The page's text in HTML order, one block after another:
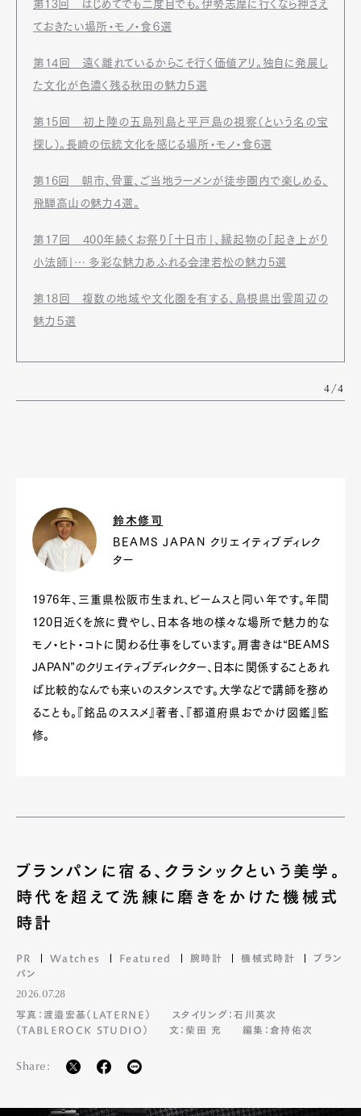
Official Columnist
About
Contact
Pen international Pen tw
第13回 はじめてでも二度目でも。伊勢志摩に行くなら押さえ
ておきたい場所・モノ・食６選
第14回 遠く離れているからこそ行く価値アリ。独自に発展し
た文化が色濃く残る秋田の魅力５選
第15回 初上陸の五島列島と平戸島の視察（という名の宝
探し）。長崎の伝統文化を感じる場所・モノ・食6選
第16回 朝市、骨董、ご当地ラーメンが徒歩圏内で楽しめる、
飛騨高山の魅力４選。
第17回 400年続くお祭り「十日市」、縁起物の「起き上がり
小法師」… 多彩な魅力あふれる会津若松の魅力5選
第18回 複数の地域や文化圏を有する、島根県出雲周辺の
魅力５選
4/4
鈴木修司
BEAMS JAPAN クリエイティブディレク
ター
1976年、三重県松阪市生まれ、ビームスと同い年です。年間
120日近くを旅に費やし、日本各地の様々な場所で魅力的な
モノ・ヒト・コトに関わる仕事をしています。肩書きは“BEAMS
JAPAN”のクリエイティブディレクター、日本に関係することあれ
ば比較的なんでも来いのスタンスです。大学などで講師を務め
ることも。『銘品のススメ』著者、『都道府県おでかけ図鑑』監
修。
ブランパンに宿る、クラシックという美学。
時代を超えて洗練に磨きをかけた機械式
時計
PR Watches Featured 腕時計 機械式時計
ブラン
パン
2026.07.28
写真：渡邉宏基（LATERNE）
スタイリング：石川英次
（TABLEROCK STUDIO）
文：柴田 充 編集：倉持佑次
Share: